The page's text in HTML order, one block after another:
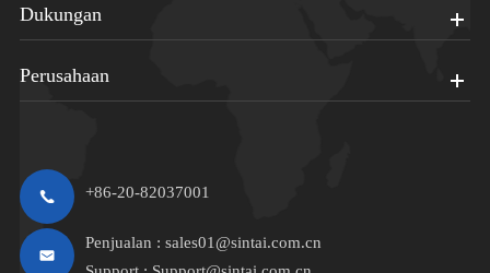
Dukungan
Perusahaan
+86-20-82037001
Penjualan : sales01@sintai.com.cn